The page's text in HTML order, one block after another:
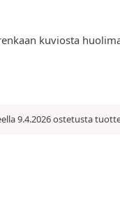
kuviosta
9.4.2026 ostetusta